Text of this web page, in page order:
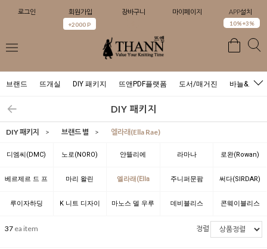
로그인 회원가입
+2000 P
장바구니 마이페이지 APP설치
10%+3%
브랜드 뜨개실 DIY 패키지 뜨앤PDF플랫폼 도서/매거진 바늘&도구
DIY 패키지
DIY 패키지 > 브랜드 별 > 엘라래(Ella Rae)
디엠씨(DMC) 노로(NORO) 얀뜰리에
(YARNTELIER)
라마나
(LAMANA)
로완(Rowan)
베르제르 드 프
랑스(BERGERE
DE FRANCE)
마리 왈린
(Marie Wallin)
엘라래(Ella
Rae)
주니퍼문팜
(JUNIPER
MOON FARM)
써다(SIRDAR)
루이자하딩
(Louisa
K 니트 디자이 마노스 델 우루 데비블리스
(Debbie Bliss)
콘웨이블리스
(Conway Bliss)
37 ea item 정렬